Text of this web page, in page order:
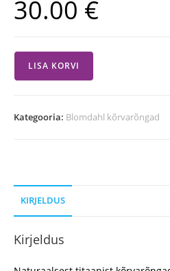
30.00 €
LISA KORVI
Kategooria: Blomdahl kõrvarõngad
KIRJELDUS
Kirjeldus